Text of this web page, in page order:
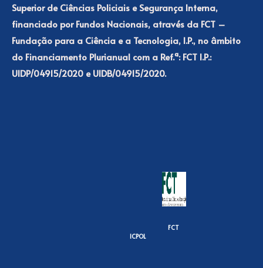
Superior de Ciências Policiais e Segurança Interna,
financiado por Fundos Nacionais, através da FCT –
Fundação para a Ciência e a Tecnologia, I.P., no âmbito
do Financiamento Plurianual com a Ref.ª: FCT I.P.:
UIDP/04915/2020 e UIDB/04915/2020.
ICPOL
FCT